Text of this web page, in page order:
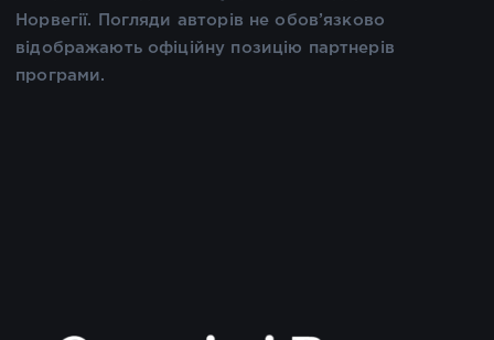
Норвегії. Погляди авторів не обов’язково
відображають офіційну позицію партнерів
програми.